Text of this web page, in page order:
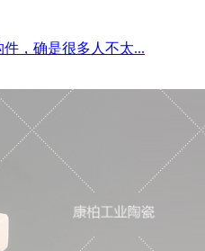
，确是很多人不太...